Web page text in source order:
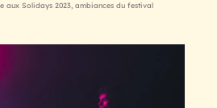
aux Solidays 2023, ambiances du festival